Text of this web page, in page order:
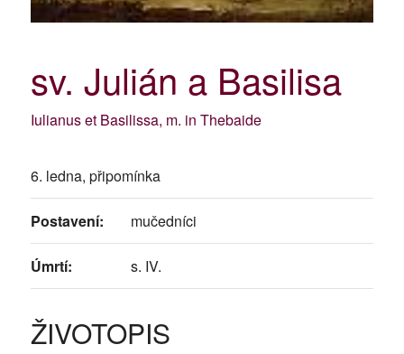
sv. Julián a Basilisa
Iulianus et Basilissa, m. in Thebaide
6. ledna, připomínka
Postavení: mučedníci
Úmrtí: s. IV.
ŽIVOTOPIS